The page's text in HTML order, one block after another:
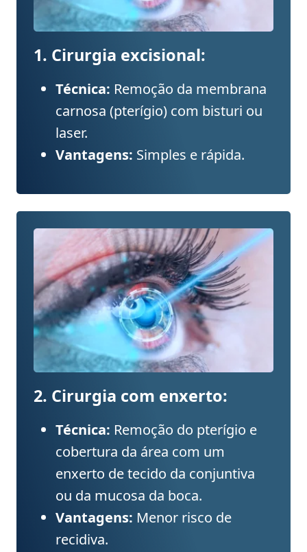
1. Cirurgia excisional:
Técnica: Remoção da membrana
carnosa (pterígio) com bisturi ou
laser.
Vantagens: Simples e rápida.
2. Cirurgia com enxerto:
Técnica: Remoção do pterígio e
cobertura da área com um
enxerto de tecido da conjuntiva
ou da mucosa da boca.
Vantagens: Menor risco de
recidiva.